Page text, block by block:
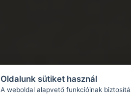
Oldalunk sütiket használ
A weboldal alapvető funkcióinak